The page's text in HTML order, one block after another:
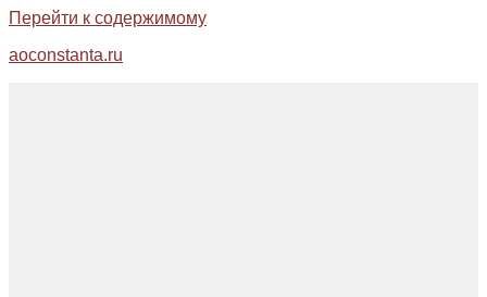
Перейти к содержимому
aoconstanta.ru